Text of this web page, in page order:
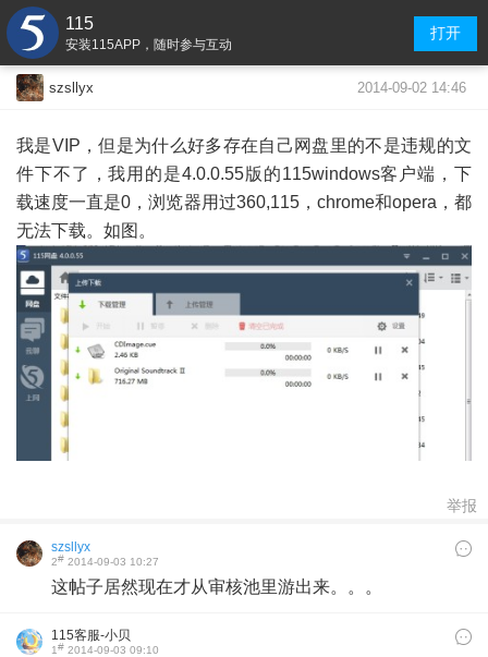
115
安装115APP，随时参与互动
打开
szsllyx 2014-09-02 14:46
我是VIP，但是为什么好多存在自己网盘里的不是违规的文
件下不了，我用的是4.0.0.55版的115windows客户端，下
载速度一直是0，浏览器用过360,115，chrome和opera，都
无法下载。如图。
举报
szsllyx
2# 2014-09-03 10:27
这帖子居然现在才从审核池里游出来。。。
115客服-小贝
1# 2014-09-03 09:10